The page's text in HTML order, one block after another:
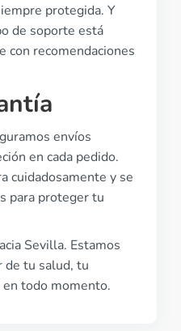
protegida. Y
de soporte está
con recomendaciones
envíos
en cada pedido.
cuidadosamente y se
para proteger tu
Sevilla. Estamos
de tu salud, tu
todo momento.